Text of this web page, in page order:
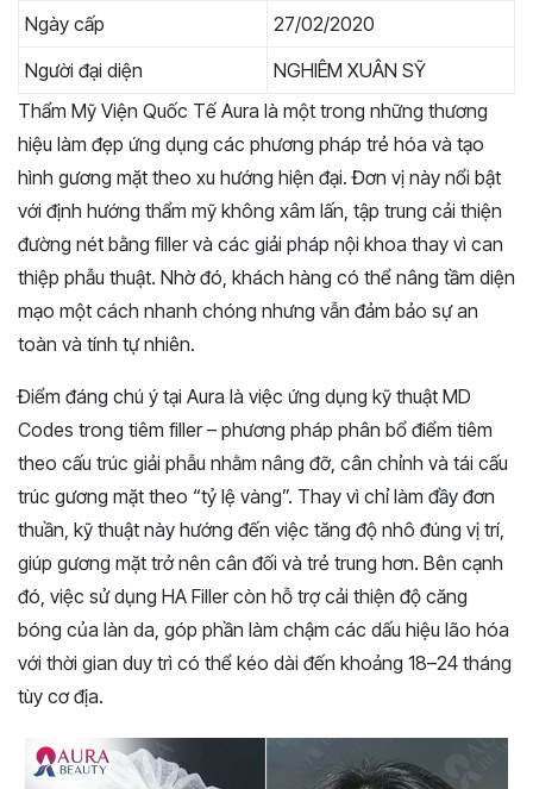
Ngày cấp
27/02/2020
Người đại diện
NGHIÊM XUÂN SỸ
Thẩm Mỹ Viện Quốc Tế Aura là một trong những thương
hiệu làm đẹp ứng dụng các phương pháp trẻ hóa và tạo
hình gương mặt theo xu hướng hiện đại. Đơn vị này nổi bật
với định hướng thẩm mỹ không xâm lấn, tập trung cải thiện
đường nét bằng filler và các giải pháp nội khoa thay vì can
thiệp phẫu thuật. Nhờ đó, khách hàng có thể nâng tầm diện
mạo một cách nhanh chóng nhưng vẫn đảm bảo sự an
toàn và tính tự nhiên.
Điểm đáng chú ý tại Aura là việc ứng dụng kỹ thuật MD
Codes trong tiêm filler – phương pháp phân bổ điểm tiêm
theo cấu trúc giải phẫu nhằm nâng đỡ, cân chỉnh và tái cấu
trúc gương mặt theo “tỷ lệ vàng”. Thay vì chỉ làm đầy đơn
thuần, kỹ thuật này hướng đến việc tăng độ nhô đúng vị trí,
giúp gương mặt trở nên cân đối và trẻ trung hơn. Bên cạnh
đó, việc sử dụng HA Filler còn hỗ trợ cải thiện độ căng
bóng của làn da, góp phần làm chậm các dấu hiệu lão hóa
với thời gian duy trì có thể kéo dài đến khoảng 18–24 tháng
tùy cơ địa.